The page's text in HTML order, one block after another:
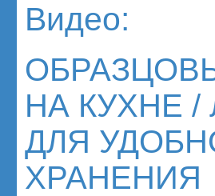
Видео:
НА КУХНЕ
ДЛЯ
ХРАНЕНИЯ